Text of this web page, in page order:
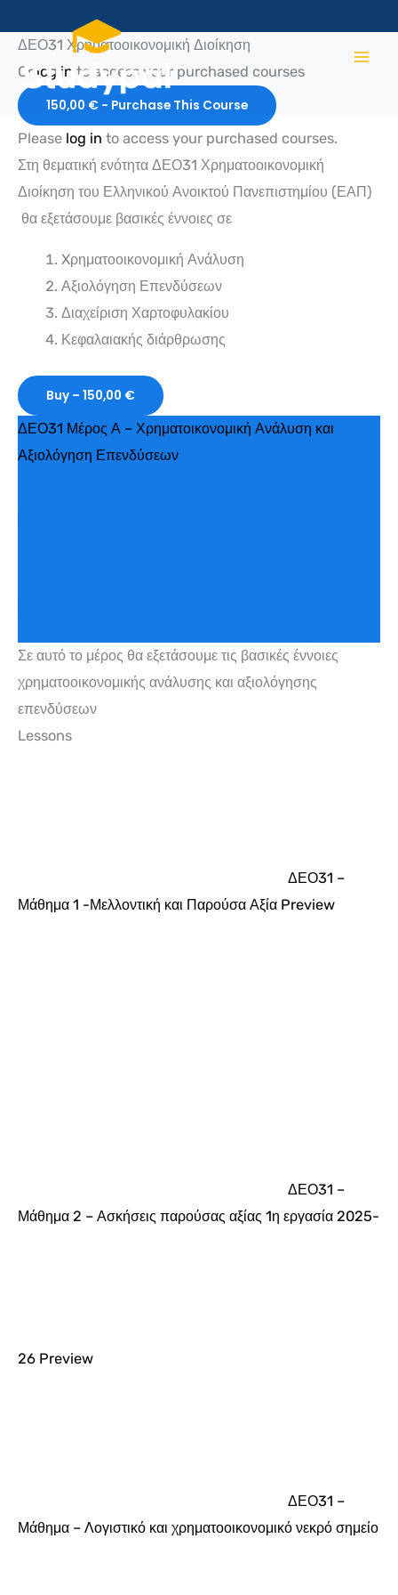
στο
περιεχόμενο
ΔΕΟ31 Χρηματοοικονομική Διοίκηση
Or log in to access your purchased courses
150,00 € - Purchase This Course
Please log in to access your purchased courses.
Στη θεματική ενότητα ΔΕΟ31 Χρηματοοικονομική
Διοίκηση του Ελληνικού Ανοικτού Πανεπιστημίου (ΕΑΠ)
θα εξετάσουμε βασικές έννοιες σε
Xρηματοοικονομική Ανάλυση
Αξιολόγηση Επενδύσεων
Διαχείριση Χαρτοφυλακίου
Κεφαλαιακής διάρθρωσης
Buy – 150,00 €
ΔΕΟ31 Μέρος Α – Χρηματοικονομική Ανάλυση και
Αξιολόγηση Επενδύσεων
ΔΕΟ31
Μέρος
–
Χρηματοικονομική
Ανάλυση
Και
Επενδύσεων
Σε αυτό το μέρος θα εξετάσουμε τις βασικές έννοιες
χρηματοοικονομικής ανάλυσης και αξιολόγησης
επενδύσεων
Lessons
ΔΕΟ31 –
Μάθημα 1 -Μελλοντική και Παρούσα Αξία Preview
ΔΕΟ31 –
Μάθημα 2 – Ασκήσεις παρούσας αξίας 1η εργασία 2025-
26 Preview
ΔΕΟ31 –
Μάθημα – Λογιστικό και χρηματοοικονομικό νεκρό σημείο
ΔΕΟ31
Μέρος
Αποτίμηση
Αξιογράφων
Και
Διαχείριση
Χαρτοφυλακίου
ΔΕΟ31
Μέρος
–
Εταιρική
Χρηματοδότηση
ΔΕΟ31
Μέρος
–
Βραχυπρόθεσμη
Χρηματοδότηση
Και
Εξαγορές
ΔΕΟ31
Επανάληψη
ΔΕΟ31
Λύσεις
Ακαδημαϊκού
Έτους
2022-
23
ΔΕΟ31
Λύσεις
2023-
24
ΔΕΟ31
Λύσεις
2024-
25
ΔΕΟ31
Λύσεις
2025-
26